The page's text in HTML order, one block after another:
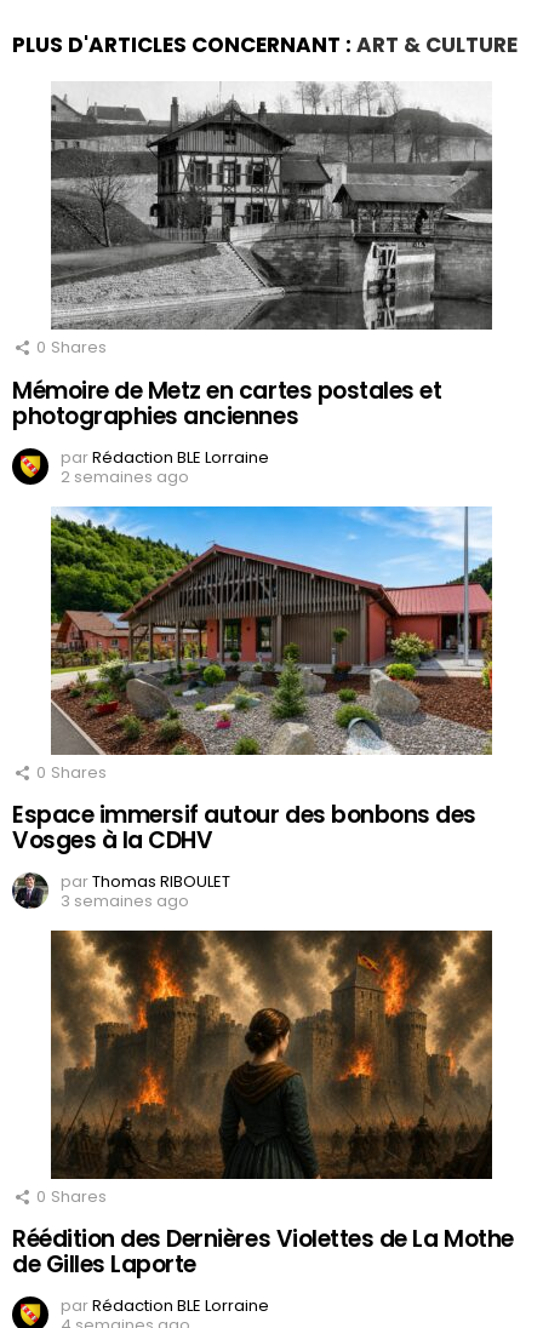
PLUS D'ARTICLES CONCERNANT : ART & CULTURE
0 Shares
Mémoire de Metz en cartes postales et
photographies anciennes
parRédaction BLE Lorraine
2 semaines ago
0 Shares
Espace immersif autour des bonbons des
Vosges à la CDHV
parThomas RIBOULET
3 semaines ago
0 Shares
Réédition des Dernières Violettes de La Mothe
de Gilles Laporte
parRédaction BLE Lorraine